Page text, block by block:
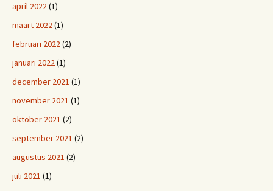
april 2022(1)
maart 2022(1)
februari 2022(2)
januari 2022(1)
december 2021 (1)
november 2021 (1)
oktober 2021 (2)
september 2021 (2)
augustus 2021 (2)
juli 2021 (1)